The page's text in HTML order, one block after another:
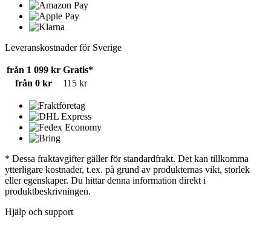
Leveranskostnader för Sverige
från 1 099 kr Gratis*
från 0 kr
115 kr
* Dessa fraktavgifter gäller för standardfrakt. Det kan tillkomma
ytterligare kostnader, t.ex. på grund av produkternas vikt, storlek
eller egenskaper. Du hittar denna information direkt i
produktbeskrivningen.
Hjälp och support